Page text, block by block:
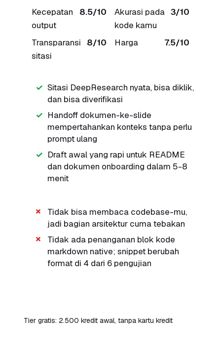
Kecepatan
output
8.5/10
Akurasi pada
kode kamu
3/10
Transparansi
sitasi
8/10 Harga 7.5/10
Sitasi DeepResearch nyata, bisa diklik,
dan bisa diverifikasi
Handoff dokumen-ke-slide
mempertahankan konteks tanpa perlu
prompt ulang
Draft awal yang rapi untuk README
dan dokumen onboarding dalam 5-8
menit
Tidak bisa membaca codebase-mu,
jadi bagian arsitektur cuma tebakan
Tidak ada penanganan blok kode
markdown native; snippet berubah
format di 4 dari 6 pengujian
Tier gratis: 2.500 kredit awal, tanpa kartu kredit